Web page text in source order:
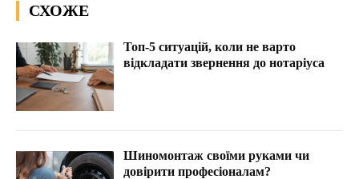
СХОЖЕ
Топ-5 ситуацій, коли не варто
відкладати звернення до нотаріуса
Шиномонтаж своїми руками чи
довірити професіоналам?